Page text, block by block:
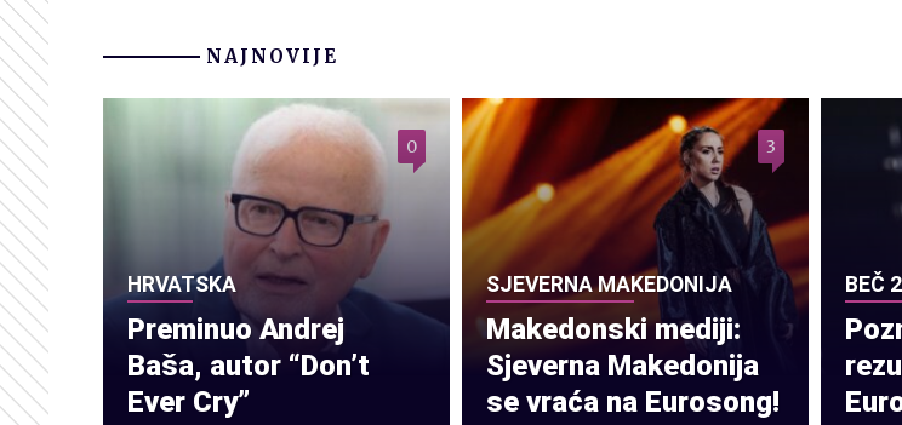
NAJNOVIJE
HRVATSKA
Preminuo Andrej
Baša, autor “Don’t
Ever Cry”
0
SJEVERNA MAKEDONIJA
Makedonski mediji:
Sjeverna Makedonija
se vraća na Eurosong!
3
BEČ